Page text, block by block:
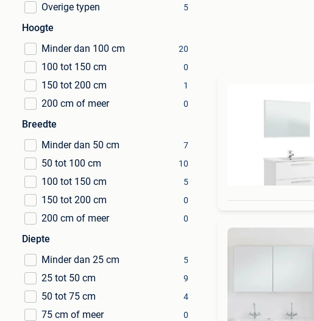
Overige typen 5
Hoogte
Minder dan 100 cm
20
100 tot 150 cm 0
150 tot 200 cm 1
200 cm of meer 0
Breedte
Minder dan 50 cm
7
50 tot 100 cm 10
100 tot 150 cm 5
150 tot 200 cm 0
200 cm of meer 0
Diepte
Minder dan 25 cm
5
25 tot 50 cm 9
50 tot 75 cm 4
75 cm of meer 0